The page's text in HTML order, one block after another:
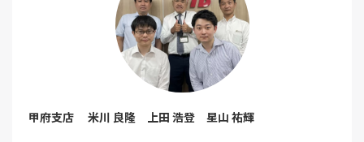
甲府支店 米川 良隆 上田 浩登 星山 祐輝